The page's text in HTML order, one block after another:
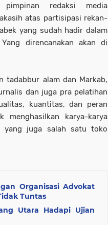
redaksi media
atas partisipasi rekan-
yang sudah hadir dalam
direncanakan akan di
tadabbur alam dan Markab,
dan juga pra pelatihan
kuantitas, dan peran
karya-karya
yang juga salah satu toko
Organisasi Advokat
Tuntas
Utara Hadapi Ujian